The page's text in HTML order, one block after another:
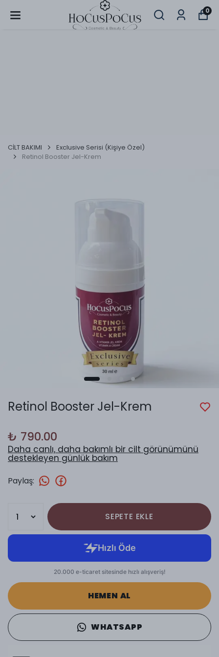
0
CİLT BAKIMI
Exclusive Serisi (Kişiye Özel)
Retinol Booster Jel-Krem
Retinol Booster Jel-Krem
₺ 790.00
Daha canlı, daha bakımlı bir cilt görünümünü
destekleyen günlük bakım
Paylaş:
SEPETE EKLE
HEMEN AL
WHATSAPP